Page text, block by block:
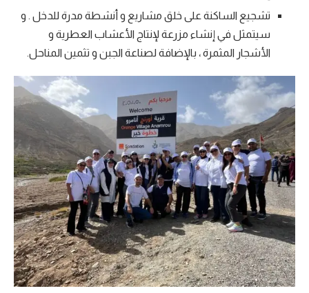
تشجيع الساكنة على خلق مشاريع و أنشطة مدرة للدخل . و
سيتمثل في إنشاء مزرعة لإنتاج الأعشاب العطرية و
الأشجار المثمرة ، بالإضافة لصناعة الجبن و تثمين المناحل.